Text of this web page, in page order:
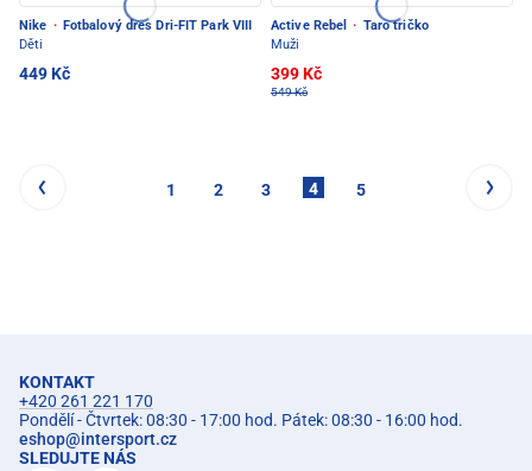
Nike · Fotbalový dres Dri-FIT Park VIII
Děti
449 Kč
Active Rebel · Taro tričko
Muži
399 Kč
549 Kč
1 2 3 4 5
KONTAKT
+420 261 221 170
Pondělí - Čtvrtek: 08:30 - 17:00 hod. Pátek: 08:30 - 16:00 hod.
eshop@intersport.cz
SLEDUJTE NÁS